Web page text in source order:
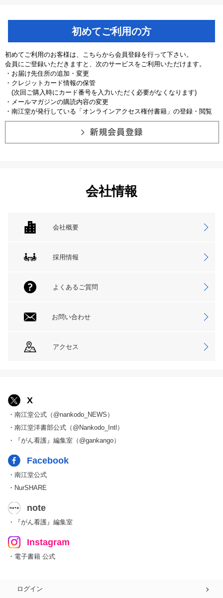
初めてご利用の方
初めてご利用のお客様は、こちらから会員登録を行って下さい。
会員にご登録いただきますと、次のサービスをご利用いただけます。
・お届け先住所の追加・変更
・クレジットカード情報の保管
(次回ご購入時にカード番号を入力いただく必要がなくなります)
・メールマガジンの購読内容の変更
・南江堂が発行している「オンラインアクセス権付書籍」の登録・閲覧
会社情報
会社概要
採用情報
よくあるご質問
お問い合わせ
アクセス
X
・南江堂公式（@nankodo_NEWS）
・南江堂洋書部公式（@Nankodo_Intl）
・『がん看護』編集室（@gankango）
Facebook
・南江堂公式
・NurSHARE
note
・『がん看護』編集室
Instagram
・電子書籍 公式
ログイン